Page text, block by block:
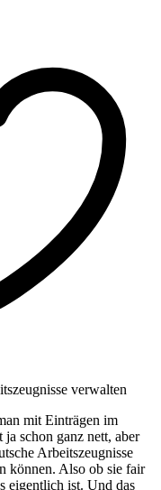
verwalten
mit Einträgen im
schon ganz nett, aber
Arbeitszeugnisse
können. Also ob sie fair
eigentlich ist. Und das